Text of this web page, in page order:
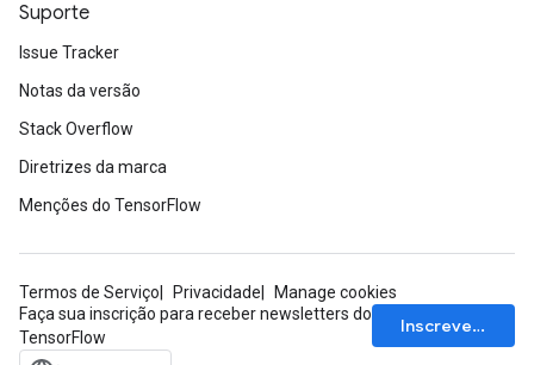
Suporte
Issue Tracker
Notas da versão
Stack Overflow
Diretrizes da marca
Menções do TensorFlow
Termos de Serviço Privacidade
Manage cookies
Faça sua inscrição para receber newsletters do
TensorFlow
Inscrever-se